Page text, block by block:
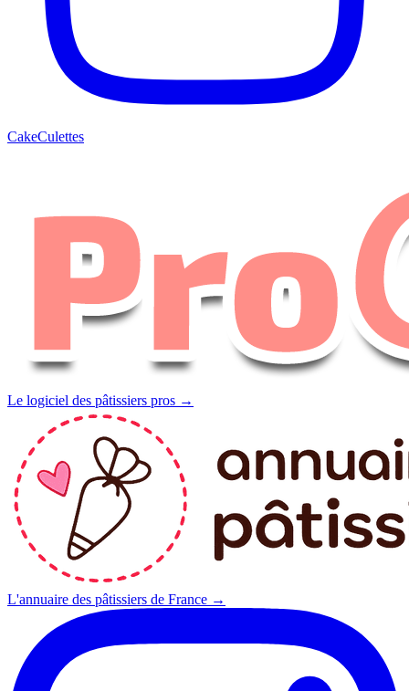
CakeCulettes
Le logiciel des pâtissiers pros →
L'annuaire des pâtissiers de France →